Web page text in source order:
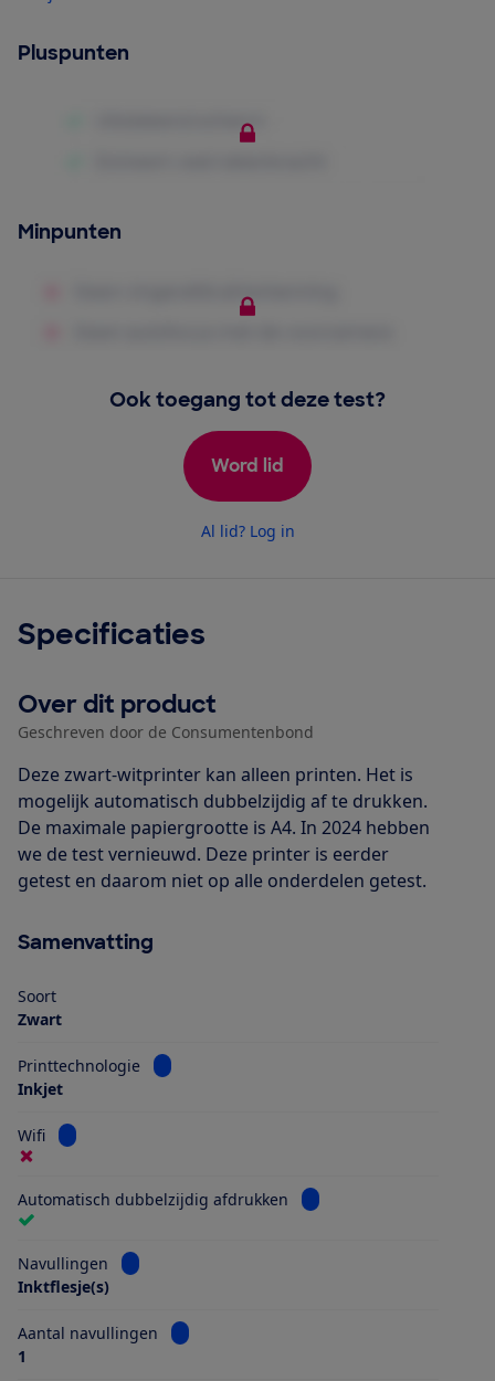
Pluspunten
Minpunten
Ook toegang tot deze test?
Word lid
Al lid? Log in
Specificaties
Over dit product
Geschreven door de Consumentenbond
Deze zwart-witprinter kan alleen printen. Het is
mogelijk automatisch dubbelzijdig af te drukken.
De maximale papiergrootte is A4. In 2024 hebben
we de test vernieuwd. Deze printer is eerder
getest en daarom niet op alle onderdelen getest.
Samenvatting
Soort
Zwart
Printtechnologie
Bekijk informatie voor Printtechnologie
Inkjet
Wifi Bekijk informatie voor Wifi
Automatisch dubbelzijdig afdrukken Bekijk informatie voor
Navullingen
Bekijk informatie voor Navullingen
Inktflesje(s)
Aantal navullingen
Bekijk informatie voor Aantal navullingen
1